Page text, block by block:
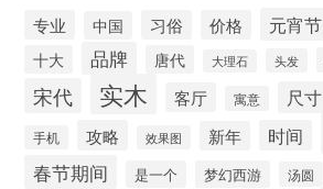
专业 中国 习俗 价格 元宵节
十大 品牌 唐代 大理石 头发
宋代 实木 客厅 寓意 尺寸
手机 攻略 效果图 新年 时间
春节期间 是一个 梦幻西游 汤圆